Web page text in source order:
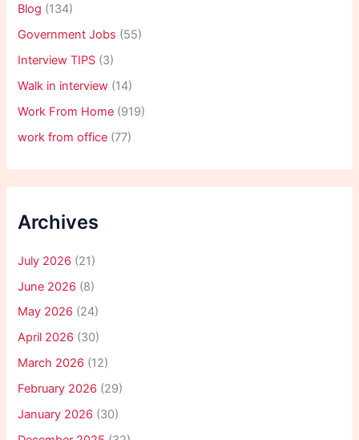
Blog (134)
Government Jobs (55)
Interview TIPS (3)
Walk in interview (14)
Work From Home (919)
work from office (77)
Archives
July 2026 (21)
June 2026 (8)
May 2026 (24)
April 2026 (30)
March 2026 (12)
February 2026 (29)
January 2026 (30)